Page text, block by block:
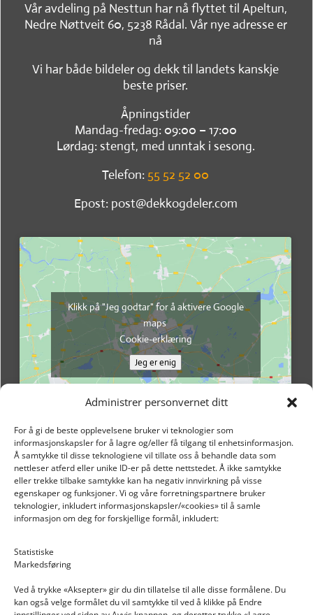
Administrer personvernet ditt
For å gi de beste opplevelsene bruker vi teknologier som
informasjonskapsler for å lagre og/eller få tilgang til enhetsinformasjon.
Å samtykke til disse teknologiene vil tillate oss å behandle data som
nettleser atferd eller unike ID-er på dette nettstedet. Å ikke samtykke
eller trekke tilbake samtykke kan ha negativ innvirkning på visse
egenskaper og funksjoner. Vi og våre forretningspartnere bruker
teknologier, inkludert informasjonskapsler/«cookies» til å samle
informasjon om deg for forskjellige formål, inkludert:
Statistiske
Markedsføring
Ved å trykke «Aksepter» gir du din tillatelse til alle disse formålene. Du
kan også velge formålet du vil samtykke til ved å klikke på Endre
Vår avdeling på Nesttun har nå flyttet til Apeltun,
Nedre Nøttveit 60, 5238 Rådal. Vår nye adresse er
nå
Vi har både bildeler og dekk til landets kanskje
beste priser.
Åpningstider
Mandag-fredag: 09:00 – 17:00
Lørdag: stengt, med unntak i sesong.
Telefon: 55 52 52 00
Epost: post@dekkogdeler.com
Klikk på "Jeg godtar" for å aktivere Google
maps
Cookie-erklæring
Jeg er enig